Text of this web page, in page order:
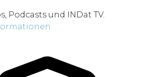
Podcasts und INDat TV.